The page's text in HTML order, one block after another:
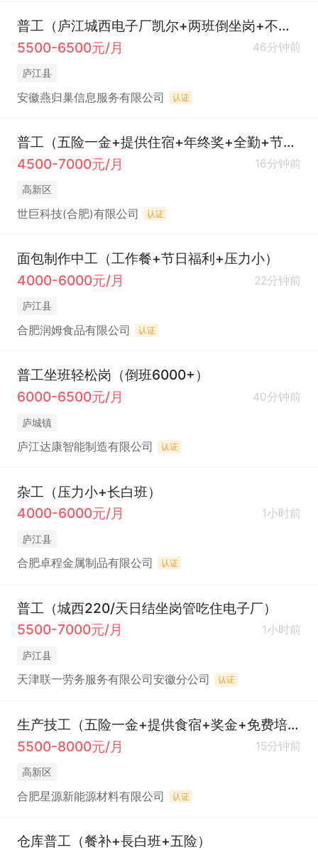
普工（庐江城西电子厂凯尔+两班倒坐岗+不穿无尘服）
5500-6500元/月
46分钟前
庐江县
安徽燕归巢信息服务有限公司 认证
普工（五险一金+提供住宿+年终奖+全勤+节日福利+职业培训）
4500-7000元/月
16分钟前
高新区
世巨科技(合肥)有限公司 认证
面包制作中工（工作餐+节日福利+压力小）
4000-6000元/月
22分钟前
庐江县
合肥润姆食品有限公司 认证
普工坐班轻松岗（倒班6000+）
6000-6500元/月
40分钟前
庐城镇
庐江达康智能制造有限公司 认证
杂工（压力小+长白班）
4000-6000元/月
1小时前
庐江县
合肥卓程金属制品有限公司 认证
普工（城西220/天日结坐岗管吃住电子厂）
5500-7000元/月
1小时前
庐江县
天津联一劳务服务有限公司安徽分公司 认证
生产技工（五险一金+提供食宿+奖金+免费培训+晋升+假日礼包）
5500-8000元/月
15分钟前
高新区
合肥星源新能源材料有限公司 认证
仓库普工（餐补+長白班+五险）